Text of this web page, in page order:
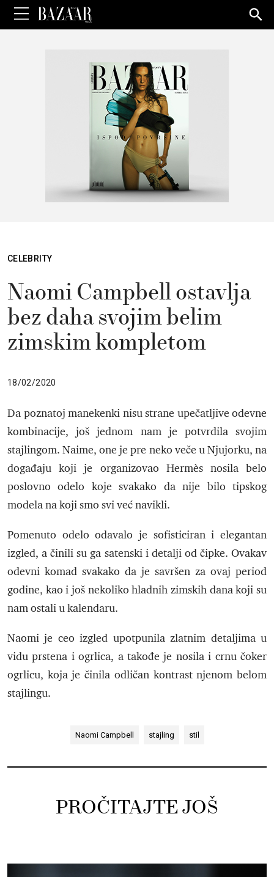
for:
CELEBRITY
Naomi Campbell ostavlja
bez daha svojim belim
zimskim kompletom
18/02/2020
Da poznatoj manekenki nisu strane upečatljive odevne
kombinacije, još jednom nam je potvrdila svojim
stajlingom. Naime, one je pre neko veče u Njujorku, na
događaju koji je organizovao Hermès nosila belo
poslovno odelo koje svakako da nije bilo tipskog
modela na koji smo svi već navikli.
Pomenuto odelo odavalo je sofisticiran i elegantan
izgled, a činili su ga satenski i detalji od čipke. Ovakav
odevni komad svakako da je savršen za ovaj period
godine, kao i još nekoliko hladnih zimskih dana koji su
nam ostali u kalendaru.
Naomi je ceo izgled upotpunila zlatnim detaljima u
vidu prstena i ogrlica, a takođe je nosila i crnu čoker
ogrlicu, koja je činila odličan kontrast njenom belom
stajlingu.
Naomi Campbell stajling stil
PROČITAJTE JOŠ